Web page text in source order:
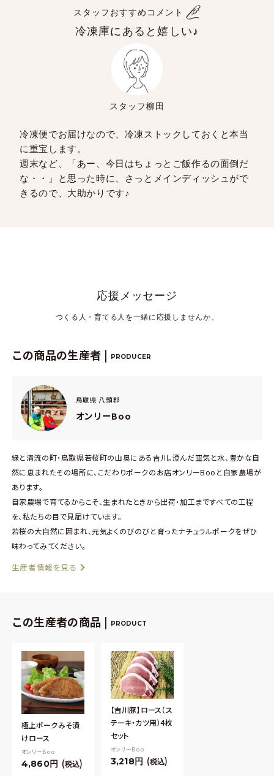
スタッフおすすめコメント
冷凍庫にあると嬉しい♪
スタッフ柳田
冷凍便でお届けなので、冷凍ストックしておくと本当
に重宝します。
週末など、「あー、今日はちょっとご飯作るの面倒だ
な・・」と思った時に、さっとメインディッシュがで
きるので、大助かりです♪
応援メッセージ
つくる人・育てる人を一緒に応援しませんか。
この商品の生産者 | PRODUCER
鳥取県 八頭郡
オンリーBoo
緑と清流の町・鳥取県若桜町の山奥にある吉川。澄んだ空気と水、豊かな自
然に恵まれたその場所に、こだわりポークのお店オンリーBooと自家農場が
あります。
自家農場で育てるからこそ、生まれたときから出荷・加工まですべての工程
を、私たちの目で見届けています。
若桜の大自然に囲まれ、元気よくのびのびと育ったナチュラルポークをぜひ
味わってみてください。
生産者情報を見る
この生産者の商品 | PRODUCT
極上ポークみそ漬
けロース
オンリーBoo
4,860 税込
【吉川豚】ロース（ス
テーキ・カツ用）4枚
セット
オンリーBoo
3,218 税込